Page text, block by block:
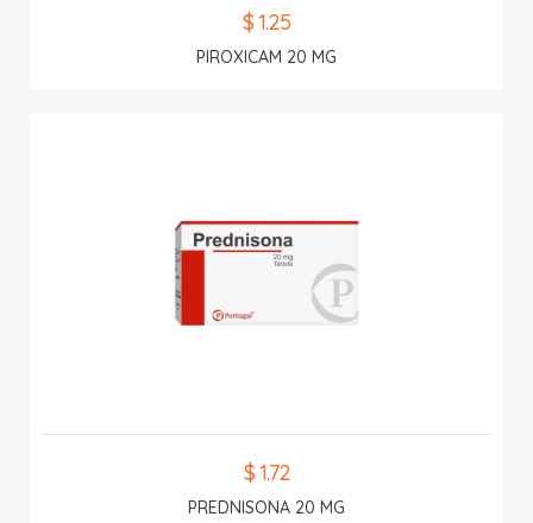
$ 1.25
PIROXICAM 20 MG
$ 1.72
PREDNISONA 20 MG